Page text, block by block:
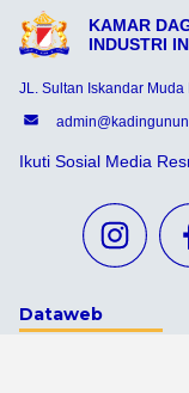
KAMAR
INDUSTRI
JL. Sultan Iskandar
Ikuti Sosial Media
Dataweb